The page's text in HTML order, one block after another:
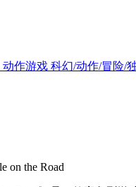
动作游戏 科幻/动作/冒险/
on the Road